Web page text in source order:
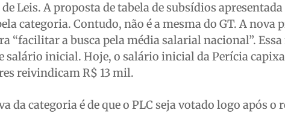
de Leis. A proposta de tabela de subsídios
categoria. Contudo, não é a mesma do GT. A nova
“facilitar a busca pela média salarial nacional”.
salário inicial. Hoje, o salário inicial da Perícia
reivindicam R$ 13 mil.
da categoria é de que o PLC seja votado logo após o